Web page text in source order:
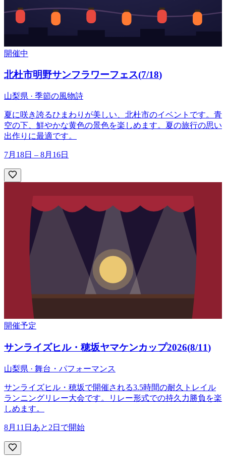
開催中
北杜市明野サンフラワーフェス(7/18)
山梨県 · 季節の風物詩
夏に咲き誇るひまわりが美しい、北杜市のイベントです。青
空の下、鮮やかな黄色の景色を楽しめます。夏の旅行の思い
出作りに最適です。
7月18日 – 8月16日
開催予定
サンライズヒル・穂坂ヤマケンカップ2026(8/11)
山梨県 · 舞台・パフォーマンス
サンライズヒル・穂坂で開催される3.5時間の耐久トレイル
ランニングリレー大会です。リレー形式での持久力勝負を楽
しめます。
8月11日 あと2日で開始